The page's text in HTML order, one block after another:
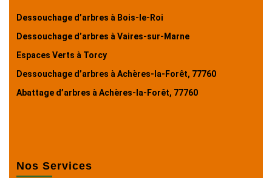
Dessouchage d’arbres à Bois-le-Roi
Dessouchage d’arbres à Vaires-sur-Marne
Espaces Verts à Torcy
Dessouchage d’arbres à Achères-la-Forêt, 77760
Abattage d’arbres à Achères-la-Forêt, 77760
Nos Services